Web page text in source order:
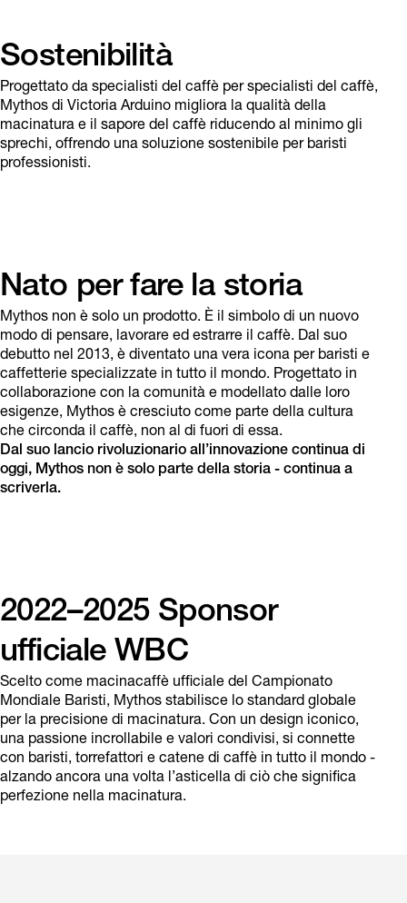
Sostenibilità
Progettato da specialisti del caffè per specialisti del caffè,
Mythos di Victoria Arduino migliora la qualità della
macinatura e il sapore del caffè riducendo al minimo gli
sprechi, offrendo una soluzione sostenibile per baristi
professionisti.
Nato per fare la storia
Mythos non è solo un prodotto. È il simbolo di un nuovo
modo di pensare, lavorare ed estrarre il caffè. Dal suo
debutto nel 2013, è diventato una vera icona per baristi e
caffetterie specializzate in tutto il mondo. Progettato in
collaborazione con la comunità e modellato dalle loro
esigenze, Mythos è cresciuto come parte della cultura
che circonda il caffè, non al di fuori di essa.
Dal suo lancio rivoluzionario all’innovazione continua di
oggi, Mythos non è solo parte della storia - continua a
scriverla.
2022–2025 Sponsor
ufficiale WBC
Scelto come macinacaffè ufficiale del Campionato
Mondiale Baristi, Mythos stabilisce lo standard globale
per la precisione di macinatura. Con un design iconico,
una passione incrollabile e valori condivisi, si connette
con baristi, torrefattori e catene di caffè in tutto il mondo -
alzando ancora una volta l’asticella di ciò che significa
perfezione nella macinatura.